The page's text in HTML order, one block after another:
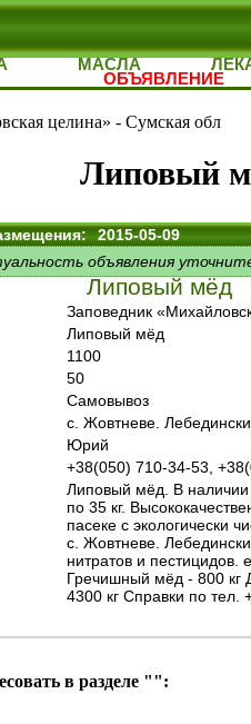
МАСЛА
ОБЪЯВЛЕНИЕ
целина» - Сумская обл
Липовый
2015-05-09
объявления
Липовый мёд
Заповед­ник
Липовый мёд
1100
50
Самовывоз
с. Жовтневе.
Юрий
+38(050) 710-34-53,
Липовый мёд. В наличии
по 35 кг.
пасеке с экологически
с. Жовтневе.
нитратов и пестицидов.
Гречишный мёд - 800 кг
4300 кг Справки по
в разделе "":